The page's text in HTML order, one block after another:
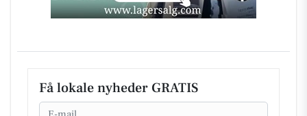
Få lokale nyheder GRATIS
Email